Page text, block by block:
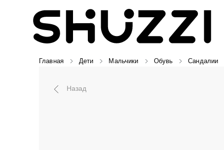
Главная Дети Мальчики Обувь Сандалии
Назад